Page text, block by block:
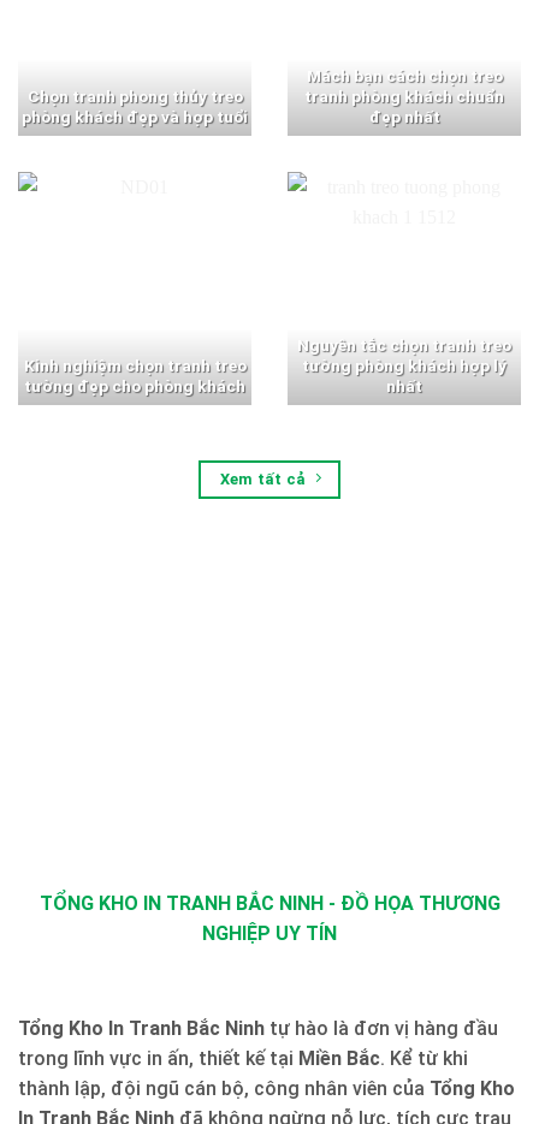
Chọn tranh phong thủy treo
phòng khách đẹp và hợp tuổi
Mách bạn cách chọn treo
tranh phòng khách chuẩn
đẹp nhất
Kinh nghiệm chọn tranh treo
tường đẹp cho phòng khách
Nguyên tắc chọn tranh treo
tường phòng khách hợp lý
nhất
Xem tất cả
TỔNG KHO IN TRANH BẮC NINH - ĐỒ HỌA THƯƠNG
NGHIỆP UY TÍN
Tổng Kho In Tranh Bắc Ninh tự hào là đơn vị hàng đầu
trong lĩnh vực in ấn, thiết kế tại Miền Bắc. Kể từ khi
thành lập, đội ngũ cán bộ, công nhân viên của Tổng Kho
In Tranh Bắc Ninh đã không ngừng nỗ lực, tích cực trau